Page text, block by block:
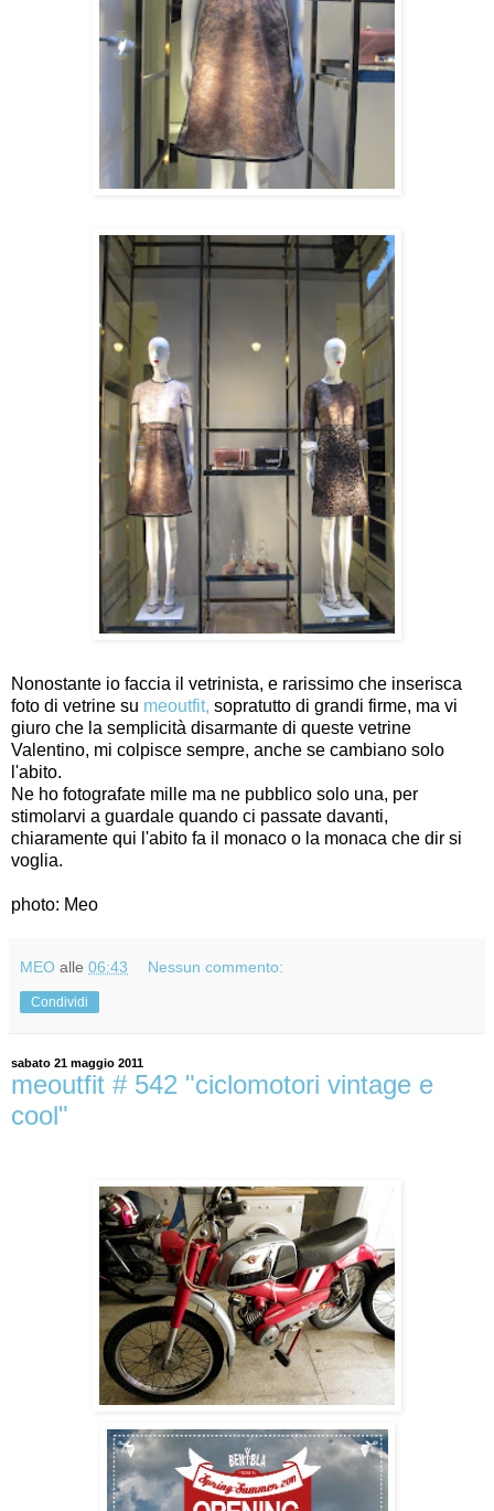
Nonostante io faccia il vetrinista, e rarissimo che inserisca
foto di vetrine su meoutfit, sopratutto di grandi firme, ma vi
giuro che la semplicità disarmante di queste vetrine
Valentino, mi colpisce sempre, anche se cambiano solo
l'abito.
Ne ho fotografate mille ma ne pubblico solo una, per
stimolarvi a guardale quando ci passate davanti,
chiaramente qui l'abito fa il monaco o la monaca che dir si
voglia.
photo: Meo
MEO alle 06:43 Nessun commento:
Condividi
sabato 21 maggio 2011
meoutfit # 542 "ciclomotori vintage e
cool"